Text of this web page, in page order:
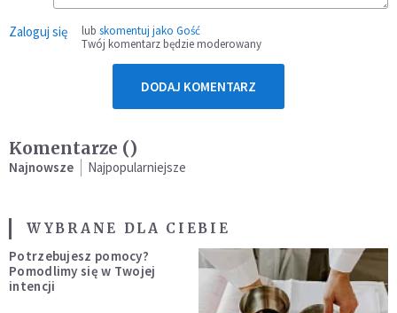
Zaloguj się lub skomentuj jako Gość
Twój komentarz będzie moderowany
DODAJ KOMENTARZ
Komentarze ()
Najnowsze Najpopularniejsze
WYBRANE DLA CIEBIE
Potrzebujesz pomocy?
Pomodlimy się w Twojej
intencji